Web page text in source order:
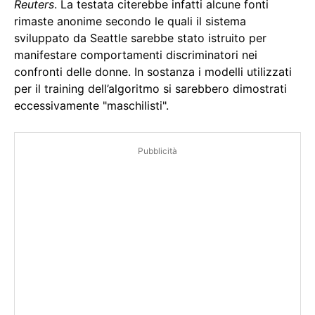
Reuters. La testata citerebbe infatti alcune fonti
rimaste anonime secondo le quali il sistema
sviluppato da Seattle sarebbe stato istruito per
manifestare comportamenti discriminatori nei
confronti delle donne. In sostanza i modelli utilizzati
per il training dell’algoritmo si sarebbero dimostrati
eccessivamente "maschilisti".
Pubblicità